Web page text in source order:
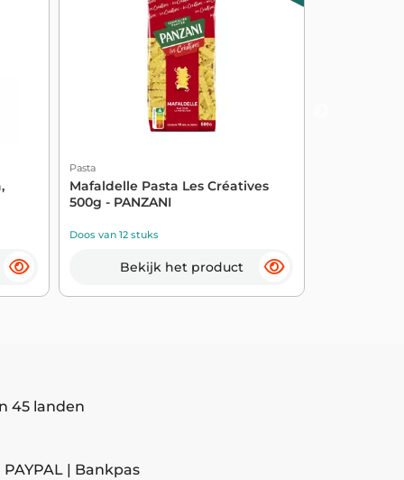
Pasta
Mafaldelle Pasta Les Créatives
500g - PANZANI
Doos van 12 stuks
Bekijk het product
45 landen
| Bankpas